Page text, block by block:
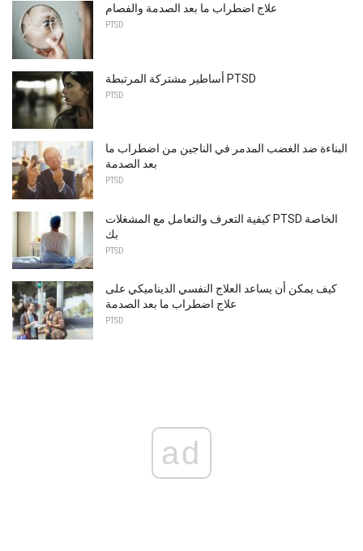
علاج اضطراب ما بعد الصدمة والفصام
PTSD
أساطير مشتركة المرتبطة PTSD
PTSD
البناءة ضد الغضب المدمر في الناجين من اضطراب ما
بعد الصدمة
PTSD
كيفية التعرف والتعامل مع المشغلات PTSD الخاصة
بك
PTSD
كيف يمكن أن يساعد العلاج النفسي الديناميكي على
علاج اضطراب ما بعد الصدمة
PTSD
ad